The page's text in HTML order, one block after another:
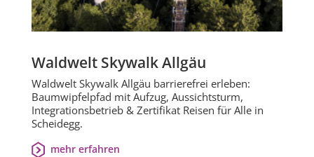
Waldwelt Skywalk Allgäu
Waldwelt Skywalk Allgäu barrierefrei erleben:
Baumwipfelpfad mit Aufzug, Aussichtsturm,
Integrationsbetrieb & Zertifikat Reisen für Alle in
Scheidegg.
mehr erfahren